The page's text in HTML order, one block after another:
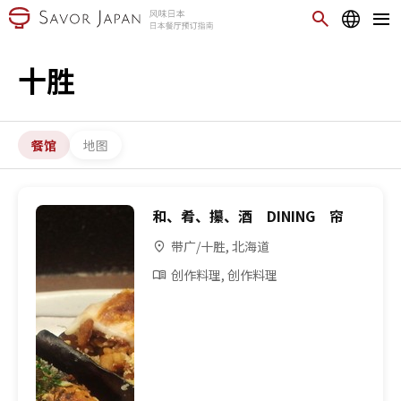
十胜
餐馆 地图
和、肴、攥、酒 DINING 帘
带广/十胜, 北海道
创作料理, 创作料理